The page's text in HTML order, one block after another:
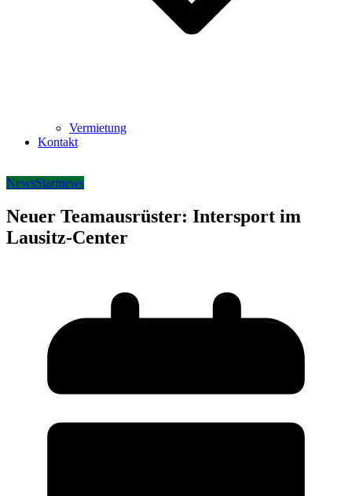
Vermietung
Kontakt
NewsStartnews
Neuer Teamausrüster: Intersport im
Lausitz-Center